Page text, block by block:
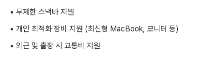
• 무제한 스낵바 지원
• 개인 최적화 장비 지원 (최신형 MacBook, 모니터 등)
• 외근 및 출장 시 교통비 지원